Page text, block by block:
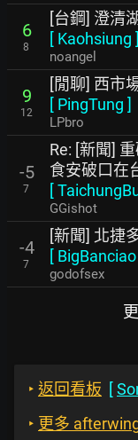
6
8
[台鋼] 澄清
[ Kaohsiung ]
noangel
9
12
[閒聊] 西市
[ PingTung ]
LPbro
-5
7
Re: [新聞]
食安破口在
[
GGishot
-4
7
[新聞] 北捷
[ BigBanciao
godofsex
‣ 返回看板 [
‣ 更多